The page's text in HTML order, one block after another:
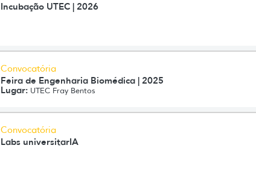
Incubação UTEC | 2026
Convocatória
Feira de Engenharia Biomédica | 2025
Lugar: UTEC Fray Bentos
Convocatória
Labs universitarIA